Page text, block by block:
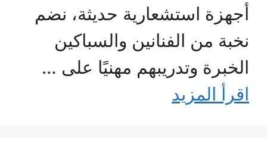
أجهزة استشعارية حديثة، نضم
نخبة من الفنانين والسباكين
الخبرة وتدريبهم مهنيًا على …
اقرأ المزيد